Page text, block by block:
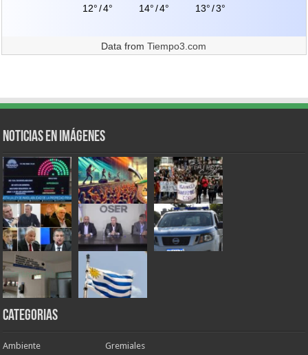
12°/4° 14°/4° 13°/3°
Data fromTiempo3.com
Noticias en Imágenes
Categorias
Ambiente Gremiales